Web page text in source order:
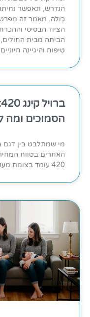
הנדרש, תאפשר
כולה. מאמר זה
הציוד הבסיסי
הביתה מבית החולים,
טיפוח והיגיינה
הסמוכים ומה
420 עומד בצומת מעניין וייחודי בתוך הקטלוג של